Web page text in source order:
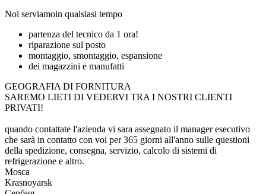
Noi serviamoin qualsiasi tempo
partenza del tecnico da 1 ora!
riparazione sul posto
montaggio, smontaggio, espansione
dei magazzini e manufatti
GEOGRAFIA DI FORNITURA
SAREMO LIETI DI VEDERVI TRA I NOSTRI CLIENTI
PRIVATI!
quando contattate l'azienda vi sara assegnato il manager esecutivo
che sarà in contatto con voi per 365 giorni all'anno sulle questioni
della spedizione, consegna, servizio, calcolo di sistemi di
refrigerazione e altro.
Mosca
Krasnoyarsk